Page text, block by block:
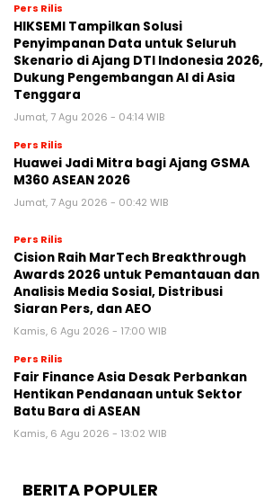
Pers Rilis
HIKSEMI Tampilkan Solusi
Penyimpanan Data untuk Seluruh
Skenario di Ajang DTI Indonesia 2026,
Dukung Pengembangan AI di Asia
Tenggara
Jumat, 7 Agu 2026 - 04:14 WIB
Pers Rilis
Huawei Jadi Mitra bagi Ajang GSMA
M360 ASEAN 2026
Jumat, 7 Agu 2026 - 00:42 WIB
Pers Rilis
Cision Raih MarTech Breakthrough
Awards 2026 untuk Pemantauan dan
Analisis Media Sosial, Distribusi
Siaran Pers, dan AEO
Kamis, 6 Agu 2026 - 17:00 WIB
Pers Rilis
Fair Finance Asia Desak Perbankan
Hentikan Pendanaan untuk Sektor
Batu Bara di ASEAN
Kamis, 6 Agu 2026 - 13:02 WIB
BERITA POPULER